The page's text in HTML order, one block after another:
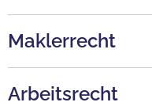
Maklerrecht
Arbeitsrecht